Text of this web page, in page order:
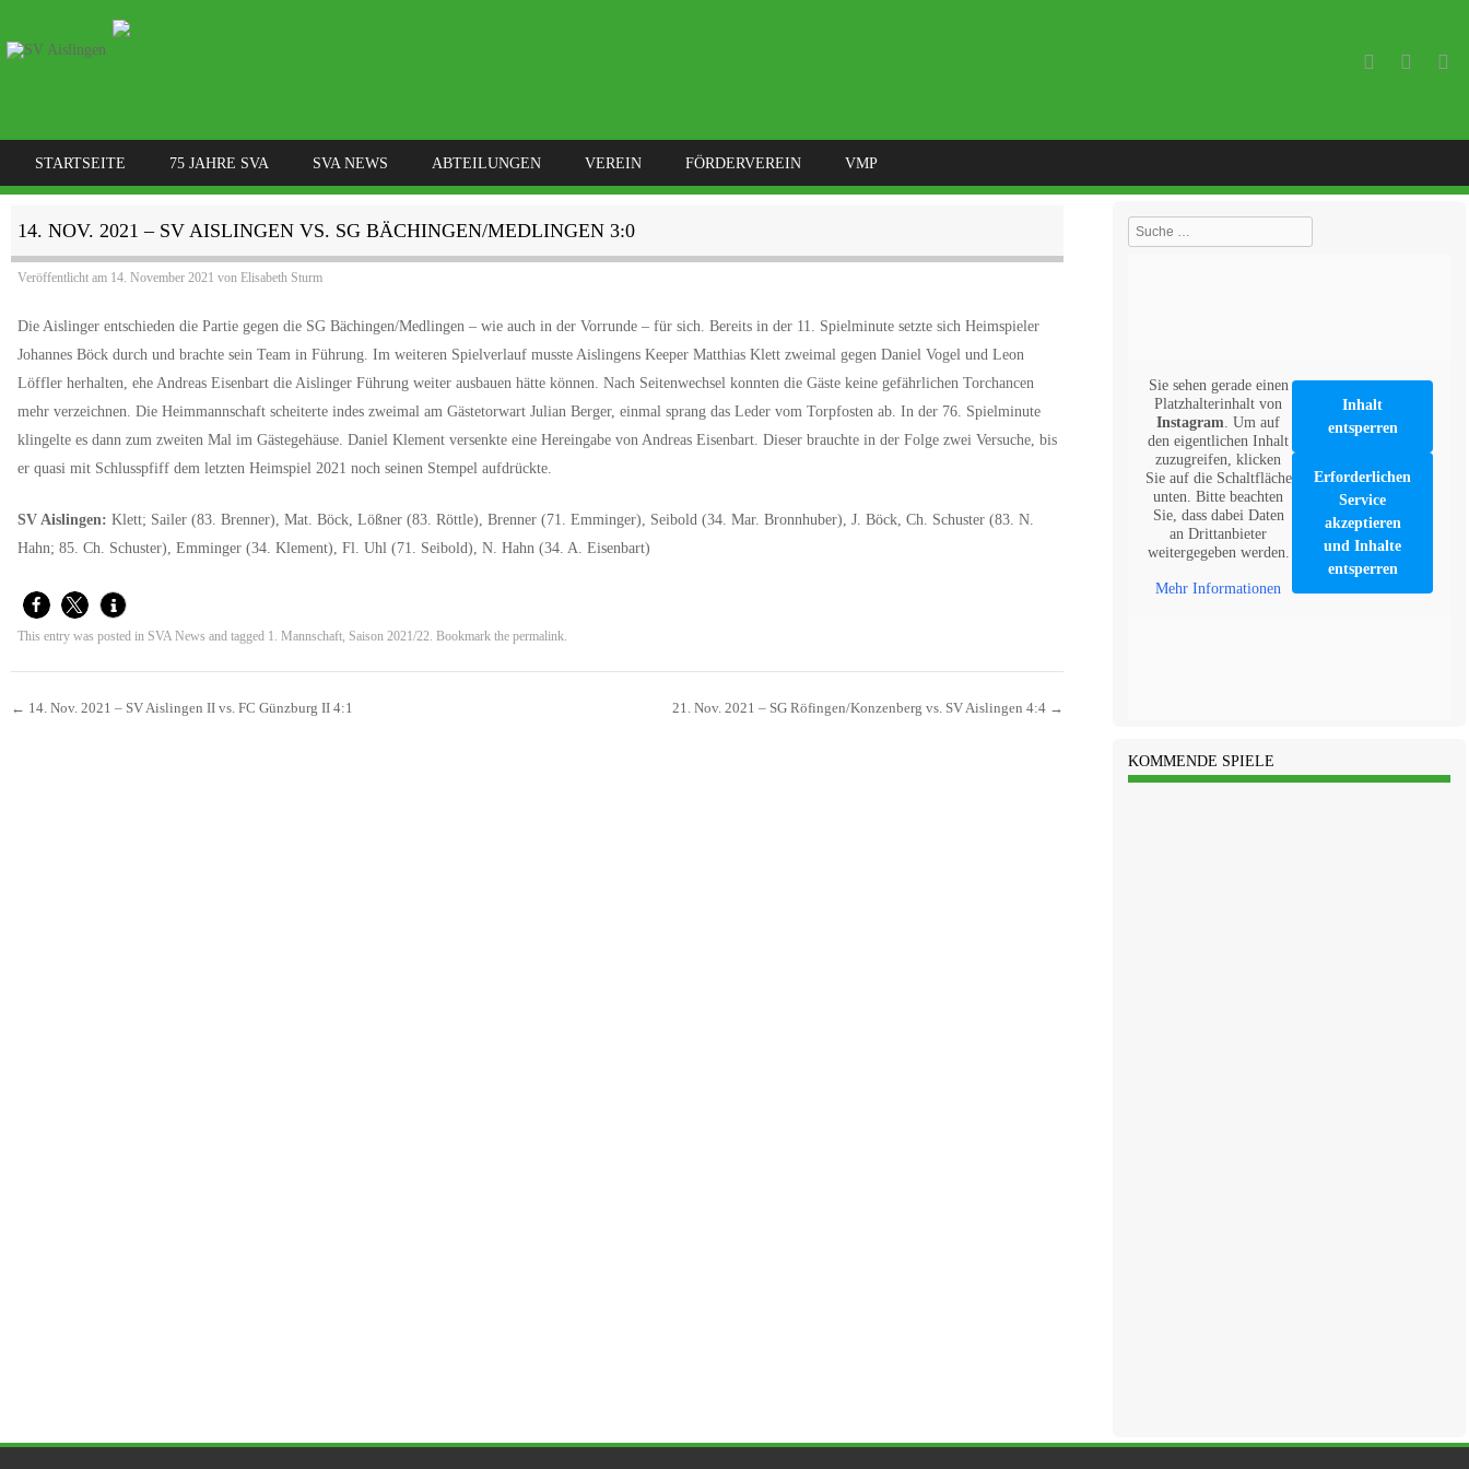
MENÜ
SKIP TO CONTENT
STARTSEITE 75 JAHRE SVA SVA NEWS ABTEILUNGEN VEREIN FÖRDERVEREIN VMP
14. NOV. 2021 – SV AISLINGEN VS. SG BÄCHINGEN/MEDLINGEN 3:0
Veröffentlicht am 14. November 2021 von Elisabeth Sturm
Die Aislinger entschieden die Partie gegen die SG Bächingen/Medlingen – wie auch in der Vorrunde – für sich. Bereits in der 11. Spielminute setzte sich Heimspieler
Johannes Böck durch und brachte sein Team in Führung. Im weiteren Spielverlauf musste Aislingens Keeper Matthias Klett zweimal gegen Daniel Vogel und Leon
Löffler herhalten, ehe Andreas Eisenbart die Aislinger Führung weiter ausbauen hätte können. Nach Seitenwechsel konnten die Gäste keine gefährlichen Torchancen
mehr verzeichnen. Die Heimmannschaft scheiterte indes zweimal am Gästetorwart Julian Berger, einmal sprang das Leder vom Torpfosten ab. In der 76. Spielminute
klingelte es dann zum zweiten Mal im Gästegehäuse. Daniel Klement versenkte eine Hereingabe von Andreas Eisenbart. Dieser brauchte in der Folge zwei Versuche, bis
er quasi mit Schlusspfiff dem letzten Heimspiel 2021 noch seinen Stempel aufdrückte.
SV Aislingen: Klett; Sailer (83. Brenner), Mat. Böck, Lößner (83. Röttle), Brenner (71. Emminger), Seibold (34. Mar. Bronnhuber), J. Böck, Ch. Schuster (83. N.
Hahn; 85. Ch. Schuster), Emminger (34. Klement), Fl. Uhl (71. Seibold), N. Hahn (34. A. Eisenbart)
This entry was posted in SVA News and tagged 1. Mannschaft, Saison 2021/22. Bookmark the permalink.
← 14. Nov. 2021 – SV Aislingen II vs. FC Günzburg II 4:1 21. Nov. 2021 – SG Röfingen/Konzenberg vs. SV Aislingen 4:4 →
Suche
Sie sehen gerade einen
Platzhalterinhalt von
Instagram . Um auf
den eigentlichen Inhalt
zuzugreifen, klicken
Sie auf die Schaltfläche
unten. Bitte beachten
Sie, dass dabei Daten
an Drittanbieter
weitergegeben werden.
Mehr Informationen
Inhalt
entsperren
Erforderlichen
Service
akzeptieren
und Inhalte
entsperren
KOMMENDE SPIELE